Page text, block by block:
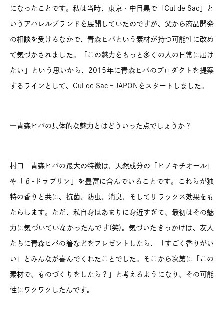
になったことです。私は当時、東京・中目黒で「Cul de Sac」と
いうアパレルブランドを展開していたのですが、父から商品開発
の相談を受けるなかで、青森ヒバという素材が持つ可能性に改め
て気づかされました。「この魅力をもっと多くの人の日常に届け
たい」という思いから、2015年に青森ヒバのプロダクトを提案
するラインとして、Cul de Sac – JAPONをスタートしました。
―青森ヒバの具体的な魅力とはどういった点でしょうか？
村口 青森ヒバの最大の特徴は、天然成分の「ヒノキチオール」
や「β-ドラブリン」を豊富に含んでいることです。これらが独
特の香りと共に、抗菌、防虫、消臭、そしてリラックス効果をも
たらします。ただ、私自身はあまりに身近すぎて、最初はその魅
力に気づいていなかったんです(笑)。気づいたきっかけは、友人
たちに青森ヒバの箸などをプレゼントしたら、「すごく香りがい
い」とみんなが喜んでくれたことでした。そこから次第に「この
素材で、ものづくりをしたら？」と考えるようになり、その可能
性にワクワクしたんです。